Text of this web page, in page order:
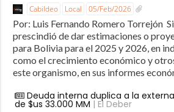
Cabildeo Local 05/Feb/2026
Por: Luis Fernando Romero Torrejón
prescindió de dar estimaciones o
para Bolivia para el 2025 y 2026, en
como el crecimiento económico y
este organismo, en sus informes
Deuda interna duplica a la
de $us 33.000 MM | El Deber